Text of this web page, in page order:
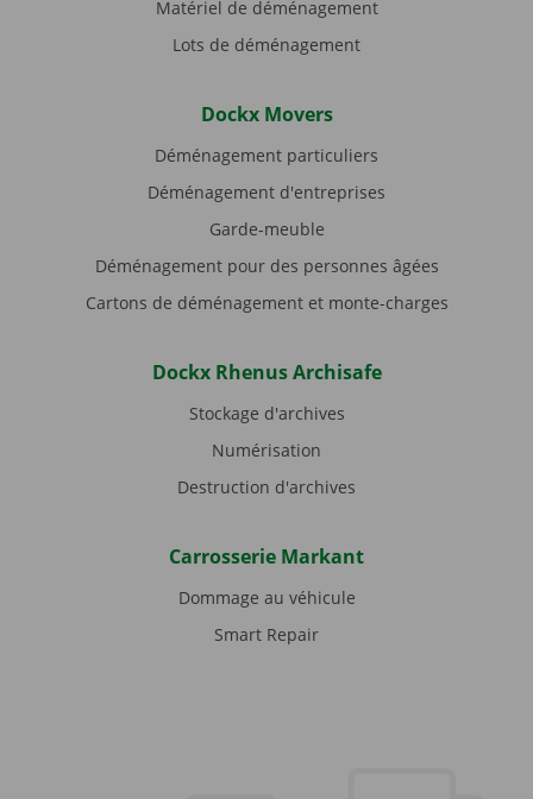
Matériel de déménagement
Lots de déménagement
Dockx Movers
Déménagement particuliers
Déménagement d'entreprises
Garde-meuble
Déménagement pour des personnes âgées
Cartons de déménagement et monte-charges
Dockx Rhenus Archisafe
Stockage d'archives
Numérisation
Destruction d'archives
Carrosserie Markant
Dommage au véhicule
Smart Repair